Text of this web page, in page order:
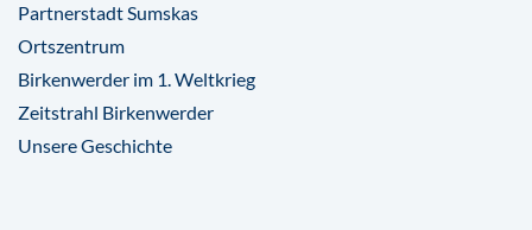
Partnerstadt Sumskas
Ortszentrum
Birkenwerder im 1. Weltkrieg
Zeitstrahl Birkenwerder
Unsere Geschichte